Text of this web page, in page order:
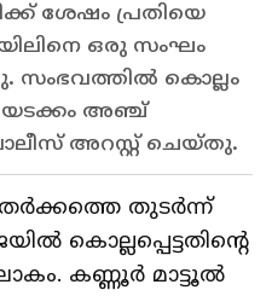
ശേഷം പ്രതിയെ
ഒരു സംഘം
സംഭവത്തിൽ കൊല്ലം
അഞ്ച്
അറസ്റ്റ് ചെയ്തു.
തർക്കത്തെ തുടർന്ന്
കൊല്ലപ്പെട്ടതിന്‍റെ
കണ്ണൂർ മാട്ടൂൽ